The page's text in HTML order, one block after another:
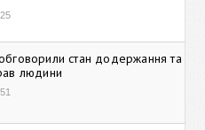
стан додержання та
людини